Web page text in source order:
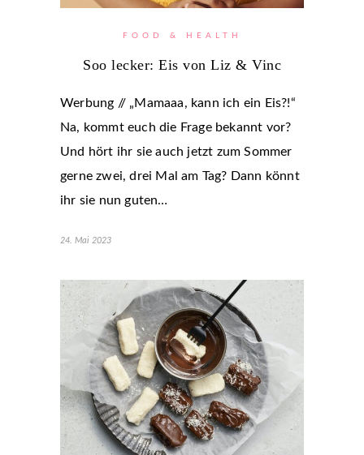
FOOD & HEALTH
Soo lecker: Eis von Liz & Vinc
Werbung // „Mamaaa, kann ich ein Eis?!“
Na, kommt euch die Frage bekannt vor?
Und hört ihr sie auch jetzt zum Sommer
gerne zwei, drei Mal am Tag? Dann könnt
ihr sie nun guten…
24. Mai 2023